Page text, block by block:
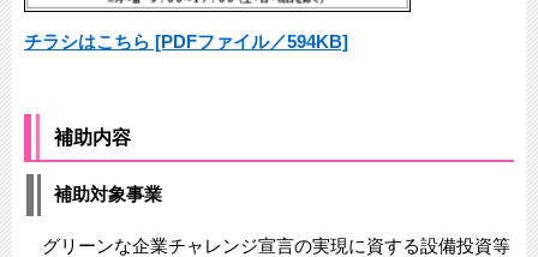
チラシはこちら [PDFファイル／594KB]
補助内容
補助対象事業
グリーンな企業チャレンジ宣言の実現に資する設備投資等